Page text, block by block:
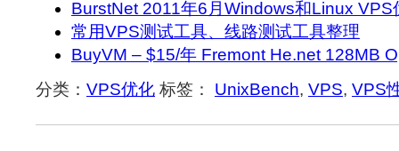
BurstNet 2011年6月Windows和Linux VPS
常用VPS测试工具、线路测试工具整理
BuyVM – $15/年 Fremont He.net 128MB
分类： VPS优化 标签： UnixBench, VPS, VPS